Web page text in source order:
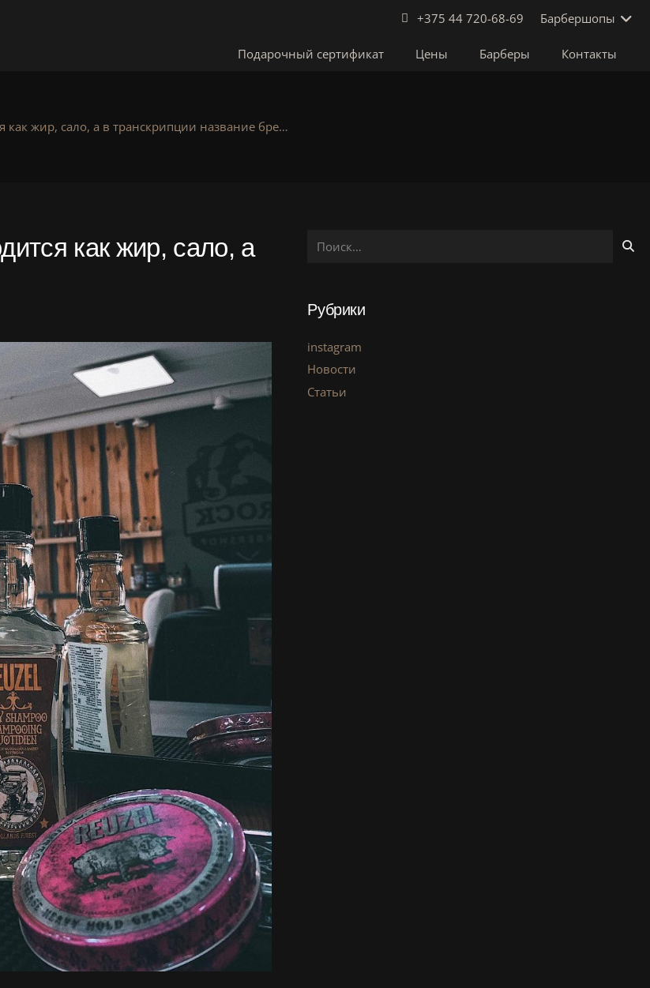
+375 44 720-68-69 Барбершопы
Подарочный сертификат Цены Барберы Контакты
как жир, сало, а в транскрипции название бре…
как жир, сало, а
Рубрики
instagram
Новости
Статьи